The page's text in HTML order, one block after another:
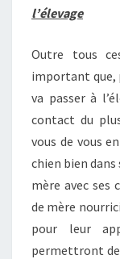
l’élevage
Outre tous
important que,
va passer à
contact du
vous de vous
chien bien dans
mère avec
de mère
pour leur
permettront de